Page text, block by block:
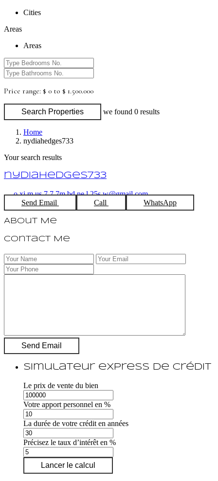
Cities
Areas
Areas
Price range: $ 0 to $ 1.500.000
Search Properties we found 0 results
Home
nydiahedges733
Your search results
nydiahedges733
o.xi.m.us.7.7.7m.bd.ne.l.25s.w@gmail.com
Send Email
Call WhatsApp
About Me
Contact Me
Simulateur express de crédit
Le prix de vente du bien
Votre apport personnel en %
La durée de votre crédit en années
Précisez le taux d’intérêt en %
Lancer le calcul